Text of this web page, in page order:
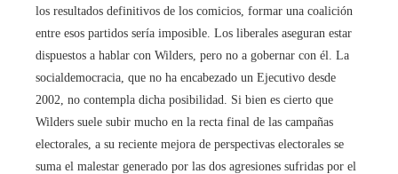
los resultados definitivos de los comicios, formar una coalición
entre esos partidos sería imposible. Los liberales aseguran estar
dispuestos a hablar con Wilders, pero no a gobernar con él. La
socialdemocracia, que no ha encabezado un Ejecutivo desde
2002, no contempla dicha posibilidad. Si bien es cierto que
Wilders suele subir mucho en la recta final de las campañas
electorales, a su reciente mejora de perspectivas electorales se
suma el malestar generado por las dos agresiones sufridas por el